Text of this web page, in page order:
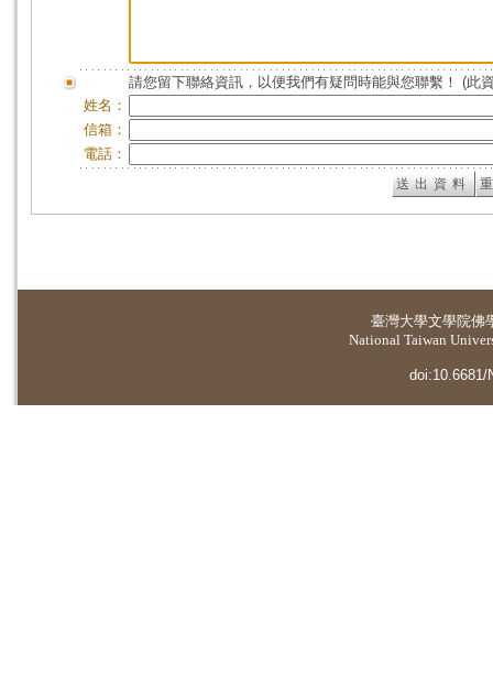
請您留下聯絡資訊，以便我們有疑問時能與您聯繫！ (此
姓名：
信箱：
電話：
臺灣大學文學院佛
National Taiwan
doi:10.6681/